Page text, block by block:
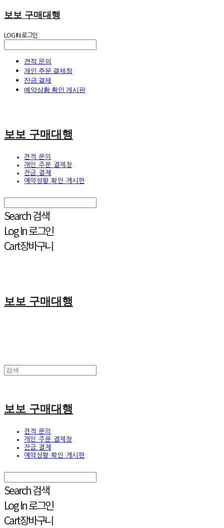
보보 구매대행
LOG IN로그인
견적 문의
개인 주문 결제창
잔금 결제
예약상황 확인 게시판
보보 구매대행
견적 문의
개인 주문 결제창
잔금 결제
예약상황 확인 게시판
Search검색
Log In로그인
Cart장바구니
보보 구매대행
보보 구매대행
견적 문의
개인 주문 결제창
잔금 결제
예약상황 확인 게시판
Search검색
Log In로그인
Cart장바구니